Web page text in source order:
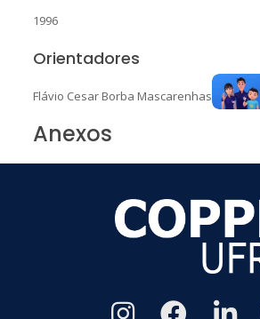
1996
Orientadores
Flávio Cesar Borba Mascarenhas
Anexos